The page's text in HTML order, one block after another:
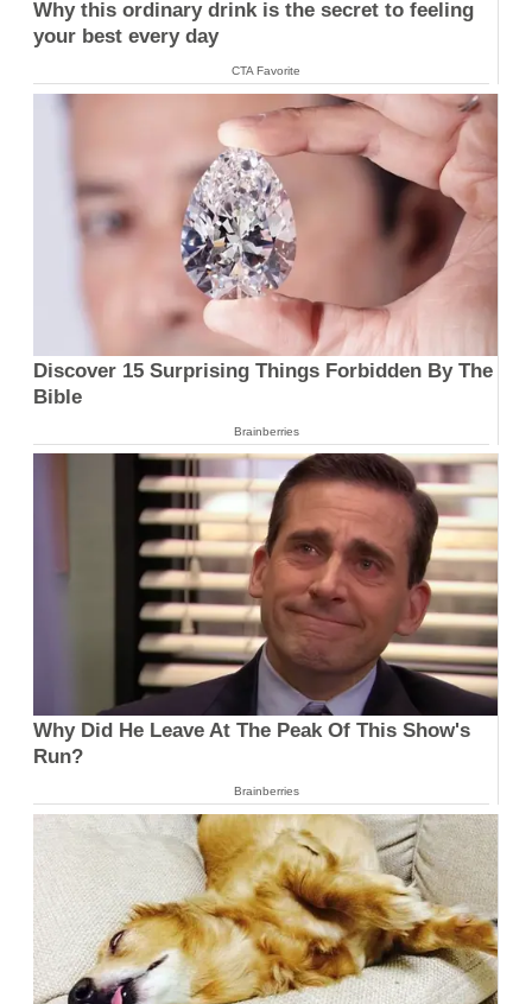
Why this ordinary drink is the secret to feeling
your best every day
CTA Favorite
Discover 15 Surprising Things Forbidden By The
Bible
Brainberries
Why Did He Leave At The Peak Of This Show's
Run?
Brainberries